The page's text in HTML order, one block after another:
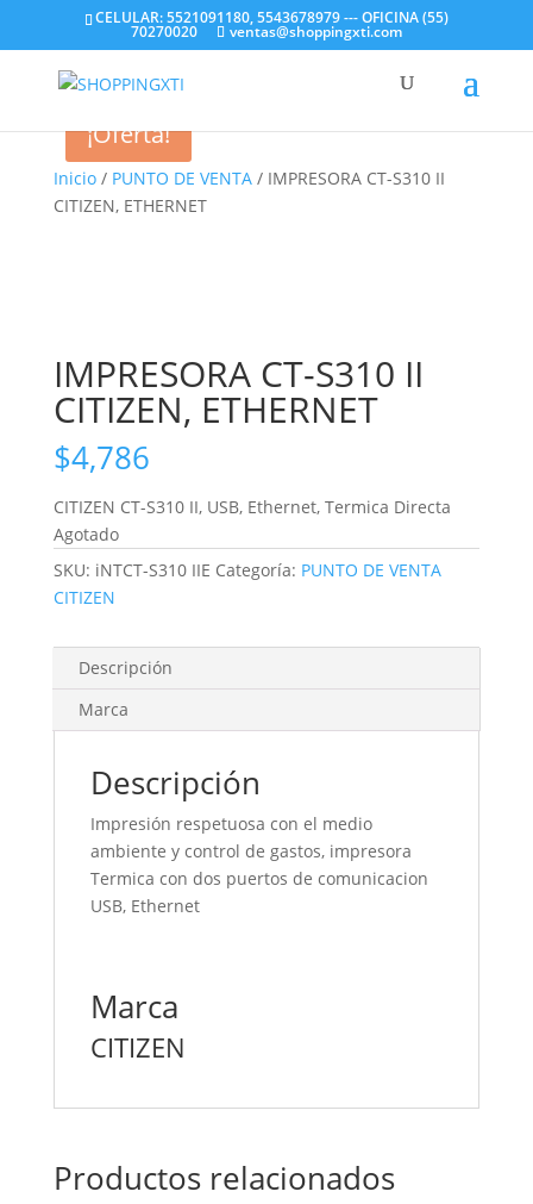
CELULAR: 5521091180, 5543678979 --- OFICINA (55)
70270020 ventas@shoppingxti.com
Inicio/ PUNTO DE VENTA/ IMPRESORA CT-S310 II
CITIZEN, ETHERNET
IMPRESORA CT-S310 II
CITIZEN, ETHERNET
$4,786
CITIZEN CT-S310 II, USB, Ethernet, Termica Directa
Agotado
SKU: iNTCT-S310 IIE Categoría: PUNTO DE VENTA
CITIZEN
Descripción
Marca
Descripción
Impresión respetuosa con el medio
ambiente y control de gastos, impresora
Termica con dos puertos de comunicacion
USB, Ethernet
Marca
CITIZEN
Productos relacionados
¡Oferta!